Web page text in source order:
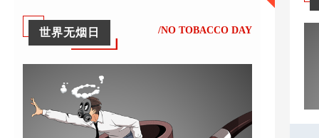
世界无烟日 /NO TOBACCO DAY